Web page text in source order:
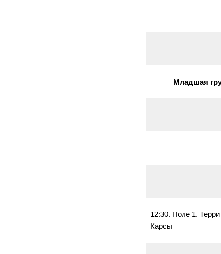
Младшая
12:30. Поле 1.
Карсы